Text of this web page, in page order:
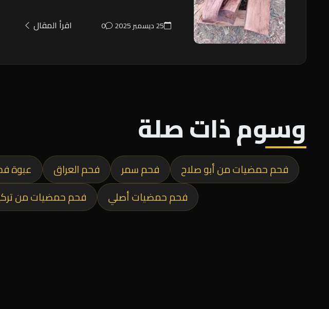
25 ديسمبر 2025 0 اقرأ المقال
وسوم ذات صلة
فحم حمضيات من أبو صلاح فحم سمر فحم العراق عبوة
فحم حمضيات أصلي
فحم حمضيات من